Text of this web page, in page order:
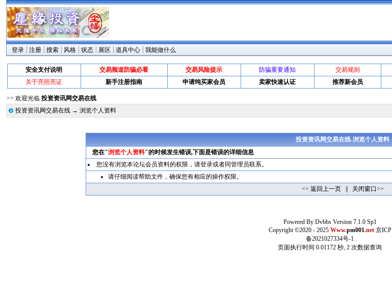
登录 注册 搜索 风格 状态 展区 道具中心 我能做什么
安全支付说明 交易频道防骗必看 交易风险提示 防骗重要通知 交易规则
关于亮照亮证
新手注册指南 申请纯买家会员 卖家快速认证 推荐新会员
>> 欢迎光临投资资讯网交易在线
投资资讯网交易在线 → 浏览个人资料
投资资讯网交易在线-浏览个人资料
您在"浏览个人资料"的时候发生错误,下面是错误的详细信息
您没有浏览本论坛会员资料的权限，请登录或者同管理员联系。
请仔细阅读帮助文件，确保您有相应的操作权限。
<< 返回上一页|| 关闭窗口>>
Powered By Dvbbs Version 7.1.0 Sp1
Copyright ©2020 - 2025 Www.pm001.net 京ICP
备2021027334号-1
页面执行时间 0.01172 秒, 2 次数据查询